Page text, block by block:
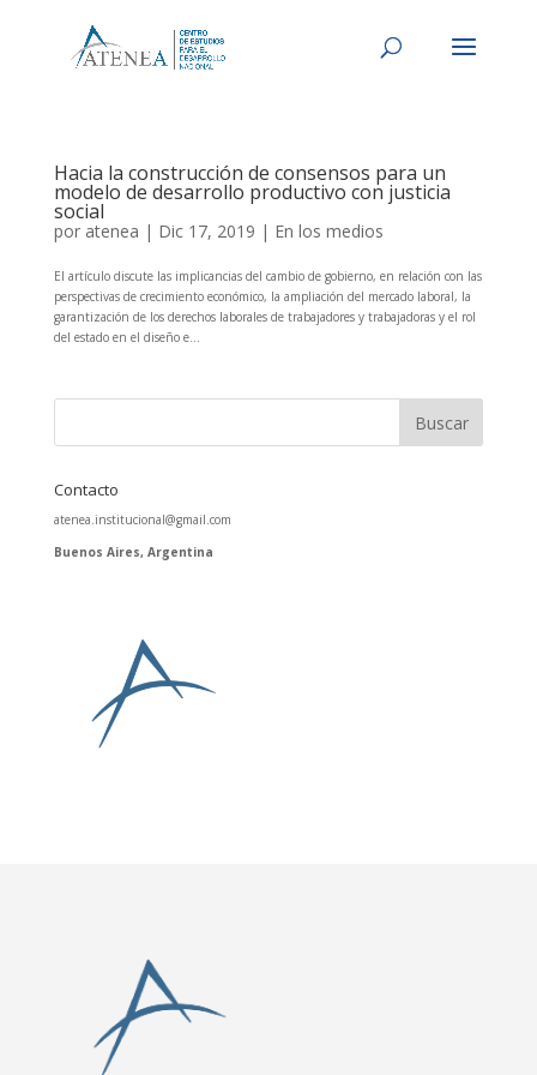
Hacia la construcción de consensos para un
modelo de desarrollo productivo con justicia
social
por atenea | Dic 17, 2019 | En los medios
El artículo discute las implicancias del cambio de gobierno, en relación con las
perspectivas de crecimiento económico, la ampliación del mercado laboral, la
garantización de los derechos laborales de trabajadores y trabajadoras y el rol
del estado en el diseño e...
Contacto
atenea.institucional@gmail.com
Buenos Aires, Argentina